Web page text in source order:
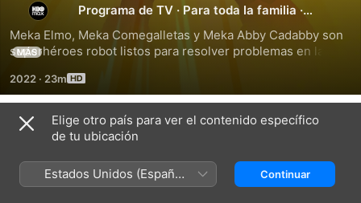
Programa de TV · Para toda la familia ·
Meka Elmo, Meka Comegalletas y Meka Abby Cadabby son
superhéroes robot listos para resolver problemas en las
MÁS
2022 · 23m
Temporada 1
Elige otro país para ver el contenido específico
de tu ubicación
Estados Unidos (Español
México)
Continuar